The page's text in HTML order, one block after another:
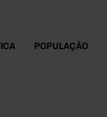
POPULAÇÃO